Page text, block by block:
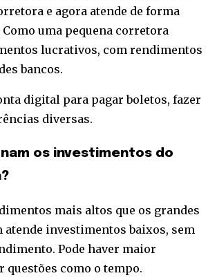
e agora atende de forma
uma pequena corretora
lucrativos, com rendimentos
bancos.
digital para pagar boletos, fazer
diversas.
os investimentos do
mais altos que os grandes
atende investimentos baixos, sem
Pode haver maior
como o tempo.